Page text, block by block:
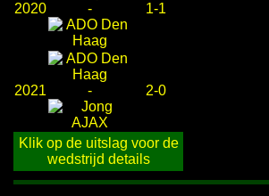
2020 - 1-1
2021 - 2-0
Klik op de uitslag voor de
wedstrijd details